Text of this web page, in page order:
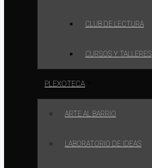
CLUB DE LECTURA
CURSOS Y TALLERES
PLEXOTECA
ARTE AL BARRIO
LABORATORIO DE IDEAS